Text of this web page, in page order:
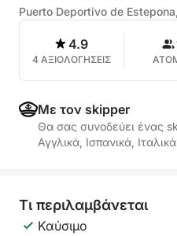
Puerto Deportivo de
4.9
4 ΑΞΙΟΛΟΓΗΣΕΙΣ
Με τον skipper
Θα σας συνοδεύει ένας
Αγγλικά, Ισπανικά, Ιταλικά
Τι περιλαμβάνεται
Καύσιμο